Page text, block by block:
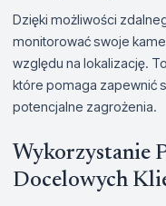
Dzięki możliwości
monitorować swoje
względu na lokalizację.
które pomaga zapewnić
potencjalne zagrożenia.
Wykorzystanie
Docelowych